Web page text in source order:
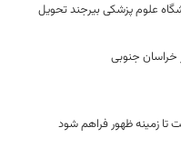
علوم پزشکی بیرجند تحویل
جنوبی
تا زمینه ظهور فراهم شود